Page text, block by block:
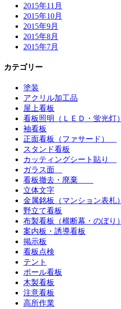
2015年11月
2015年10月
2015年9月
2015年8月
2015年7月
カテゴリー
塗装
アクリル加工品
屋上看板
看板照明（ＬＥＤ・蛍光灯）
袖看板
正面看板（ファサード）
スタンド看板
カッティングシート貼り
ガラス面
看板撤去・廃棄
立体文字
金属銘板（マンション表札）
野立て看板
布製看板（横断幕・のぼり）
案内板・誘導看板
掲示板
看板点検
テント
ポール看板
木製看板
注意看板
高所作業